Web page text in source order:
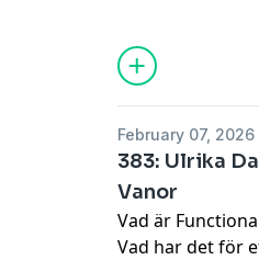
February 07, 2026
383: Ulrika
Vanor
Vad är
Vad har det för